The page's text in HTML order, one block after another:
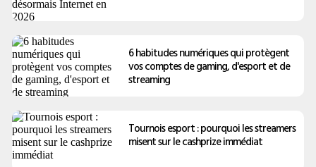
6 habitudes numériques qui protègent
vos comptes de gaming, d'esport et de
streaming
Tournois esport : pourquoi les streamers
misent sur le cashprize immédiat